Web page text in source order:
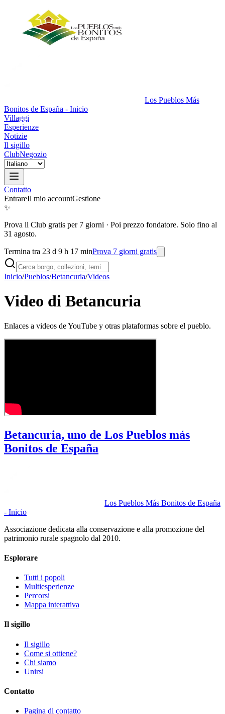
Los Pueblos Más
Bonitos de España - Inicio
Villaggi
Esperienze
Notizie
Il sigillo
ClubNegozio
Contatto
EntrareIl mio accountGestione
✨
Prova il Club gratis per 7 giorni · Poi prezzo fondatore. Solo fino al
31 agosto.
Termina tra 23 d 9 h 17 minProva 7 giorni gratis
Inicio/Pueblos/Betancuria/Videos
Video di Betancuria
Enlaces a videos de YouTube y otras plataformas sobre el pueblo.
Betancuria, uno de Los Pueblos más
Bonitos de España
Los Pueblos Más Bonitos de España
- Inicio
Associazione dedicata alla conservazione e alla promozione del
patrimonio rurale spagnolo dal 2010.
Esplorare
Tutti i popoli
Multiesperienze
Percorsi
Mappa interattiva
Il sigillo
Il sigillo
Come si ottiene?
Chi siamo
Unirsi
Contatto
Pagina di contatto